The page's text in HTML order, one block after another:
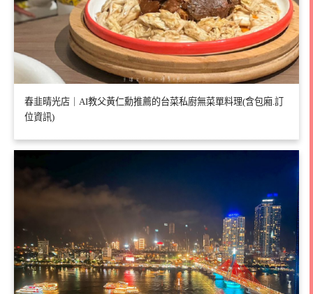
春韭晴光店｜AI教父黃仁勳推薦的台菜私廚無菜單料理(含包廂.訂
位資訊)